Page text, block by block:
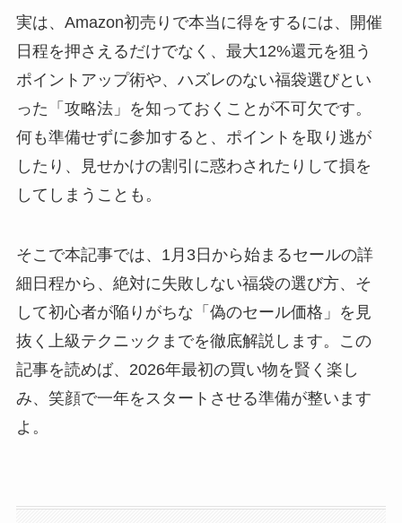
実は、Amazon初売りで本当に得をするには、開催
日程を押さえるだけでなく、最大12%還元を狙う
ポイントアップ術や、ハズレのない福袋選びとい
った「攻略法」を知っておくことが不可欠です。
何も準備せずに参加すると、ポイントを取り逃が
したり、見せかけの割引に惑わされたりして損を
してしまうことも。
そこで本記事では、1月3日から始まるセールの詳
細日程から、絶対に失敗しない福袋の選び方、そ
して初心者が陥りがちな「偽のセール価格」を見
抜く上級テクニックまでを徹底解説します。この
記事を読めば、2026年最初の買い物を賢く楽し
み、笑顔で一年をスタートさせる準備が整います
よ。